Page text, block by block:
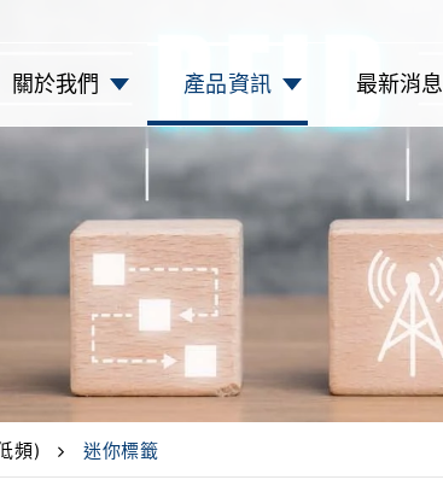
關於我們 產品資訊 最新消息
頻) 迷你標籤